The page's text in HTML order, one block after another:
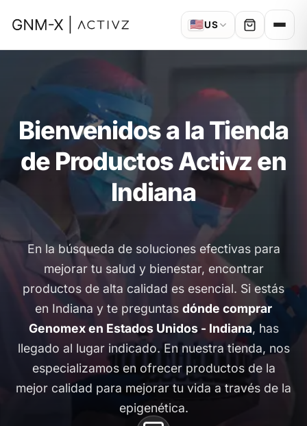
🇺🇸US
Bienvenidos a la Tienda
de Productos Activz en
Indiana
En la búsqueda de soluciones efectivas para
mejorar tu salud y bienestar, encontrar
productos de alta calidad es esencial. Si estás
en Indiana y te preguntas dónde comprar
Genomex en Estados Unidos - Indiana, has
llegado al lugar indicado. En nuestra tienda, nos
especializamos en ofrecer productos de la
mejor calidad para mejorar tu vida a través de la
epigenética.